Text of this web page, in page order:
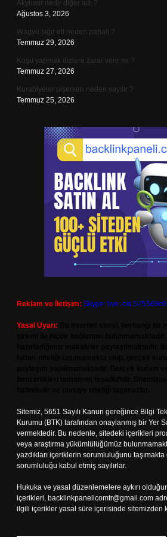
Akyuvar nedir diğer adı ?
Ağustos 3, 2026
Wagyu sığır eti neden pahalı ?
Temmuz 29, 2026
Koşu yapmak dizlere zarar verir mi ?
Temmuz 27, 2026
Kurabiyeler pişerken neden yayılır ?
Temmuz 25, 2026
Reklam ve İletişim: Skype:
Yasal Uyarı:
Sitemiz, 5651 Sayılı Kanun gereğince Bilgi
Kurumu (BTK) tarafından onaylanmış bir Yer
vermektedir. Bu nedenle, sitedeki içerikleri
veya araştırma yükümlülüğümüz
yazdıkları içeriklerin sorumluluğunu
sorumluluğu kabul etmiş sayılırlar.
Hukuka ve yasal düzenlemelere aykırı
içerikleri, backlinkpanelicomtr@gmail.com
ilgili içerikler yasal süre içerisinde sitemizden